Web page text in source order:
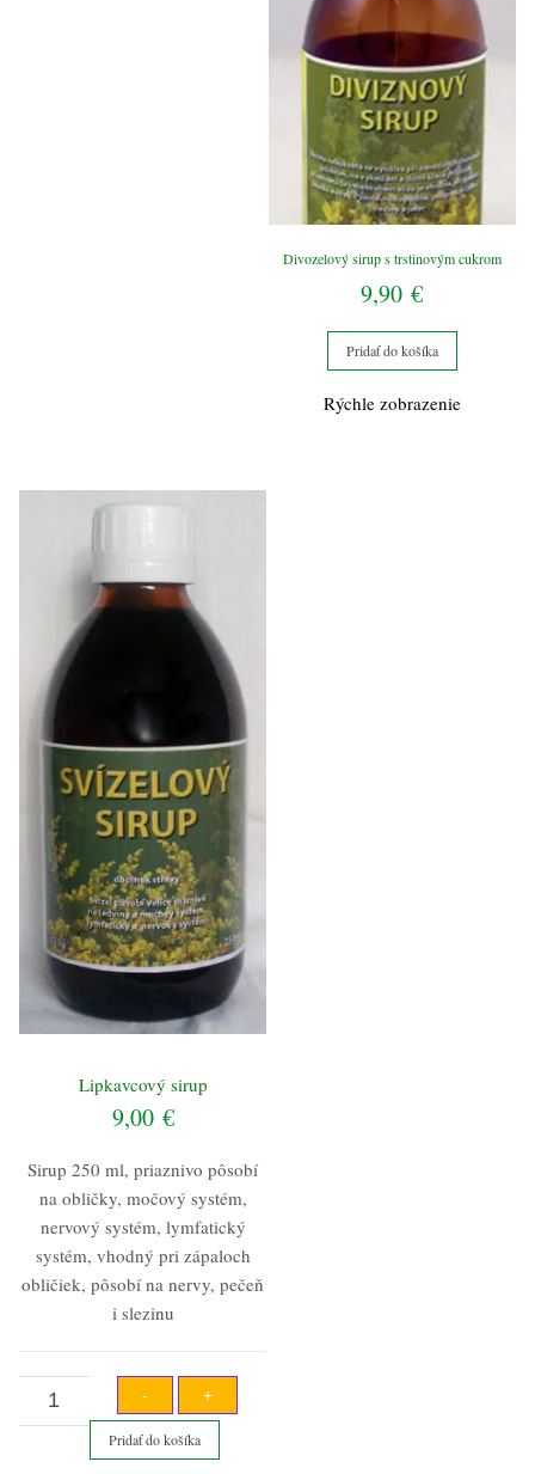
Divozelový sirup s trstinovým cukrom
9,90€
Pridať do košíka
Rýchle zobrazenie
Lipkavcový sirup
9,00 €
Sirup 250 ml, priaznivo pôsobí
na obličky, močový systém,
nervový systém, lymfatický
systém, vhodný pri zápaloch
obličiek, pôsobí na nervy, pečeň
i slezinu
-
množstvo
Lipkavcový
+
Pridať do košíka